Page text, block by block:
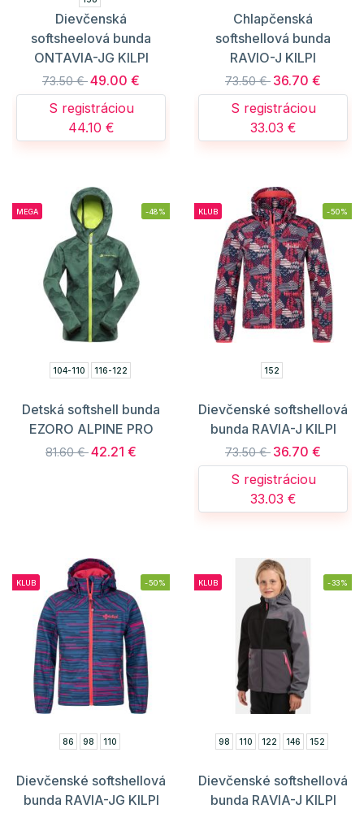
Dievčenská
softsheelová bunda
ONTAVIA-JG KILPI
73.50 €49.00 €
S registráciou
44.10 €
Chlapčenská
softshellová bunda
RAVIO-J KILPI
73.50 € 36.70 €
S registráciou
33.03 €
MEGA -48%
104-110 116-122
Detská softshell bunda
EZORO ALPINE PRO
81.60 €42.21 €
KLUB -50%
152
Dievčenské softshellová
bunda RAVIA-J KILPI
73.50 € 36.70 €
S registráciou
33.03 €
KLUB -50%
86 98 110
Dievčenské softshellová
bunda RAVIA-JG KILPI
KLUB -33%
98 110 122 146 152
Dievčenské softshellová
bunda RAVIA-J KILPI